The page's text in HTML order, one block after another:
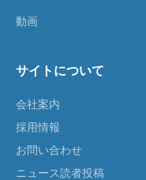
動画
サイトについて
会社案内
採用情報
お問い合わせ
ニュース読者投稿